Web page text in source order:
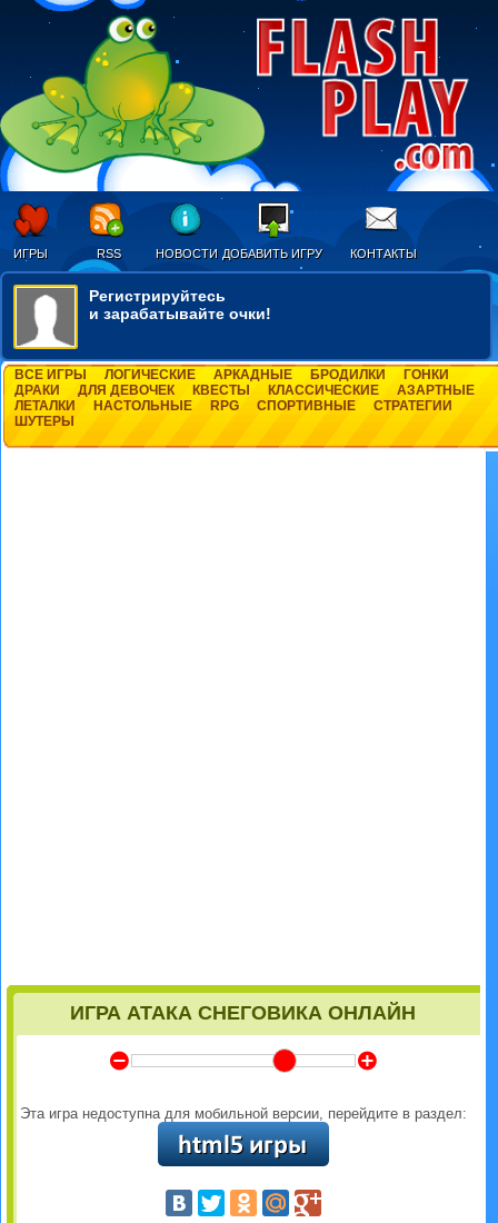
ИГРЫ RSS НОВОСТИ ДОБАВИТЬ ИГРУ КОНТАКТЫ
Регистрируйтесь
и зарабатывайте очки!
ВСЕ ИГРЫ ЛОГИЧЕСКИЕ АРКАДНЫЕ БРОДИЛКИ
ГОНКИ
ДРАКИ
ДЛЯ ДЕВОЧЕК КВЕСТЫ КЛАССИЧЕСКИЕ
АЗАРТНЫЕ
ЛЕТАЛКИ
НАСТОЛЬНЫЕ RPG СПОРТИВНЫЕ
СТРАТЕГИИ
ШУТЕРЫ
ИГРА АТАКА СНЕГОВИКА ОНЛАЙН
Y Z
Эта игра недоступна для мобильной версии, перейдите в раздел: